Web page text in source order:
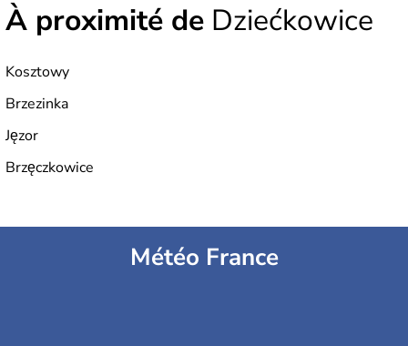
À proximité de Dziećkowice
Kosztowy
Brzezinka
Jęzor
Brzęczkowice
Météo France